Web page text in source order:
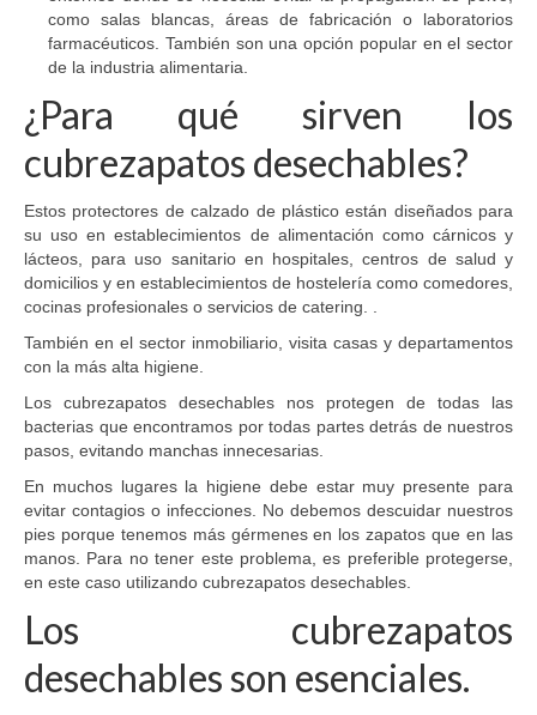
como salas blancas, áreas de fabricación o laboratorios
farmacéuticos. También son una opción popular en el sector
de la industria alimentaria.
¿Para qué sirven los
cubrezapatos desechables?
Estos protectores de calzado de plástico están diseñados para
su uso en establecimientos de alimentación como cárnicos y
lácteos, para uso sanitario en hospitales, centros de salud y
domicilios y en establecimientos de hostelería como comedores,
cocinas profesionales o servicios de catering. .
También en el sector inmobiliario, visita casas y departamentos
con la más alta higiene.
Los cubrezapatos desechables nos protegen de todas las
bacterias que encontramos por todas partes detrás de nuestros
pasos, evitando manchas innecesarias.
En muchos lugares la higiene debe estar muy presente para
evitar contagios o infecciones. No debemos descuidar nuestros
pies porque tenemos más gérmenes en los zapatos que en las
manos. Para no tener este problema, es preferible protegerse,
en este caso utilizando cubrezapatos desechables.
Los cubrezapatos
desechables son esenciales.